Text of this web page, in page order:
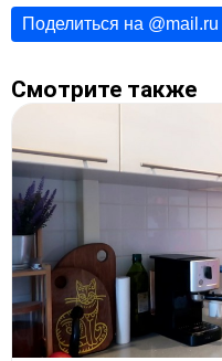
Поделиться на @mail.ru
Смотрите также